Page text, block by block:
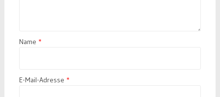
Name *
E-Mail-Adresse *